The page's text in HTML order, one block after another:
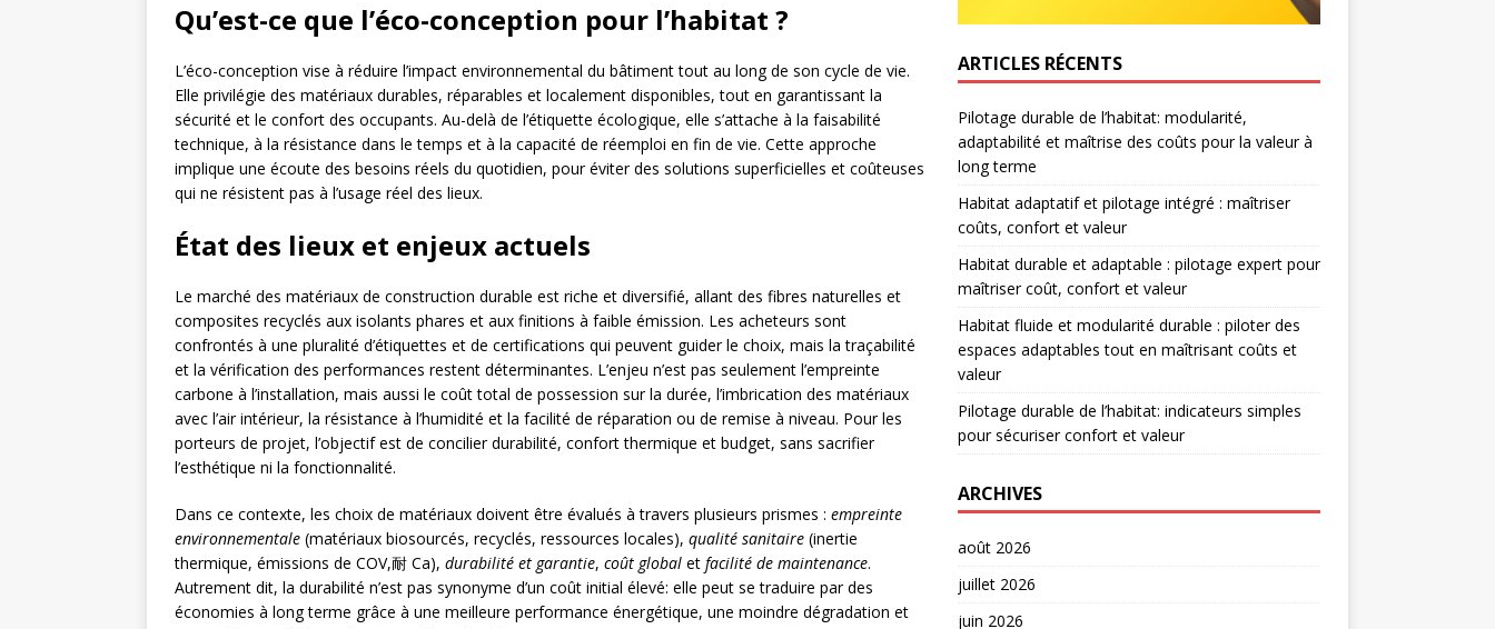
Qu’est-ce que l’éco-conception pour l’habitat ?
L’éco-conception vise à réduire l’impact environnemental du bâtiment tout au long de son cycle de vie.
Elle privilégie des matériaux durables, réparables et localement disponibles, tout en garantissant la
sécurité et le confort des occupants. Au-delà de l’étiquette écologique, elle s’attache à la faisabilité
technique, à la résistance dans le temps et à la capacité de réemploi en fin de vie. Cette approche
implique une écoute des besoins réels du quotidien, pour éviter des solutions superficielles et coûteuses
qui ne résistent pas à l’usage réel des lieux.
État des lieux et enjeux actuels
Le marché des matériaux de construction durable est riche et diversifié, allant des fibres naturelles et
composites recyclés aux isolants phares et aux finitions à faible émission. Les acheteurs sont
confrontés à une pluralité d’étiquettes et de certifications qui peuvent guider le choix, mais la traçabilité
et la vérification des performances restent déterminantes. L’enjeu n’est pas seulement l’empreinte
carbone à l’installation, mais aussi le coût total de possession sur la durée, l’imbrication des matériaux
avec l’air intérieur, la résistance à l’humidité et la facilité de réparation ou de remise à niveau. Pour les
porteurs de projet, l’objectif est de concilier durabilité, confort thermique et budget, sans sacrifier
l’esthétique ni la fonctionnalité.
Dans ce contexte, les choix de matériaux doivent être évalués à travers plusieurs prismes : empreinte
environnementale (matériaux biosourcés, recyclés, ressources locales), qualité sanitaire (inertie
thermique, émissions de COV,耐 Ca), durabilité et garantie, coût global et facilité de maintenance.
Autrement dit, la durabilité n’est pas synonyme d’un coût initial élevé: elle peut se traduire par des
économies à long terme grâce à une meilleure performance énergétique, une moindre dégradation et
ARTICLES RÉCENTS
Pilotage durable de l’habitat: modularité,
adaptabilité et maîtrise des coûts pour la valeur à
long terme
Habitat adaptatif et pilotage intégré : maîtriser
coûts, confort et valeur
Habitat durable et adaptable : pilotage expert pour
maîtriser coût, confort et valeur
Habitat fluide et modularité durable : piloter des
espaces adaptables tout en maîtrisant coûts et
valeur
Pilotage durable de l’habitat: indicateurs simples
pour sécuriser confort et valeur
ARCHIVES
août 2026
juillet 2026
juin 2026